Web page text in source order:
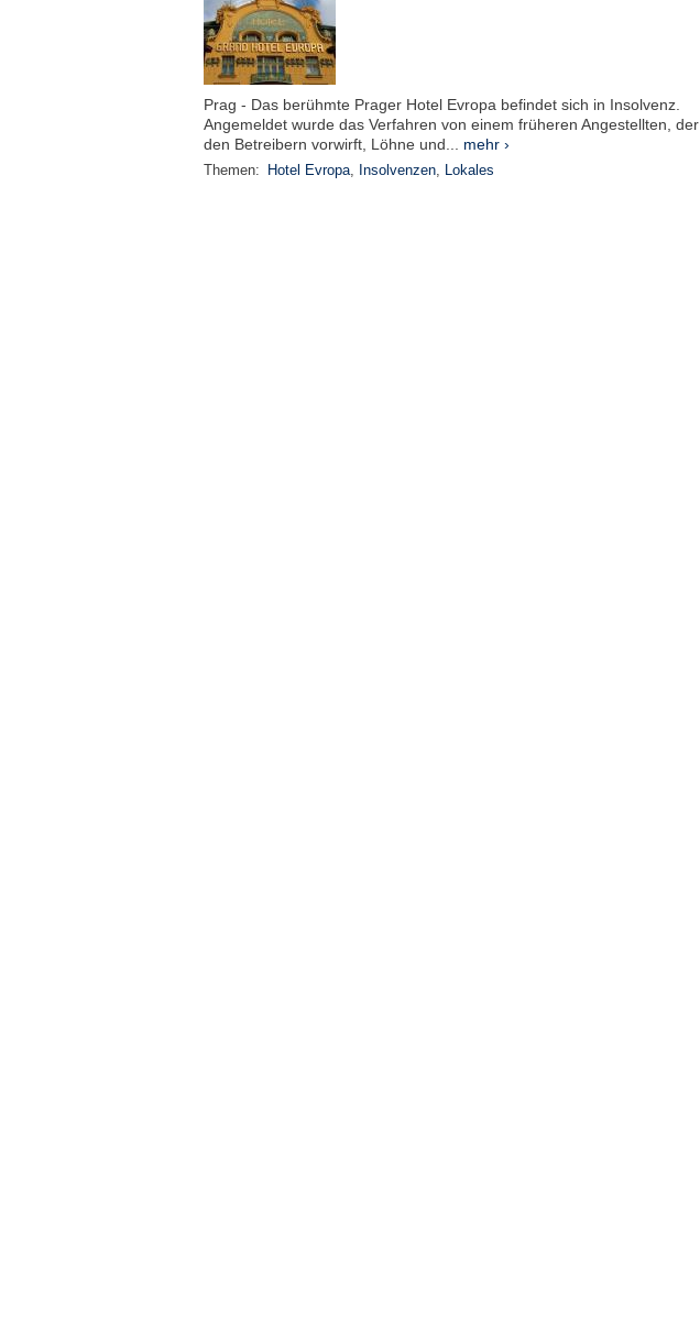
Prag - Das berühmte Prager Hotel Evropa befindet sich in Insolvenz.
Angemeldet wurde das Verfahren von einem früheren Angestellten, der
den Betreibern vorwirft, Löhne und... mehr ›
Themen: Hotel Evropa, Insolvenzen, Lokales